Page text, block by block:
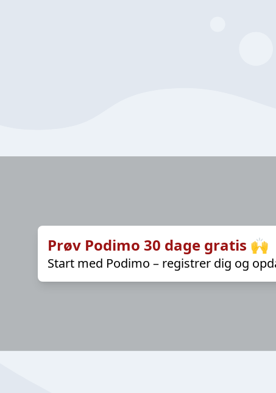
Prøv Podimo 30 dage gratis 🙌
Start med Podimo – registrer dig og